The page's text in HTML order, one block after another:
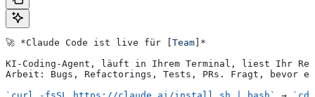
🚀 *Claude Code ist live für [ Team ]*
KI-Coding-Agent, läuft in Ihrem Terminal, liest Ihr
Arbeit: Bugs, Refactorings, Tests, PRs. Fragt, bevor